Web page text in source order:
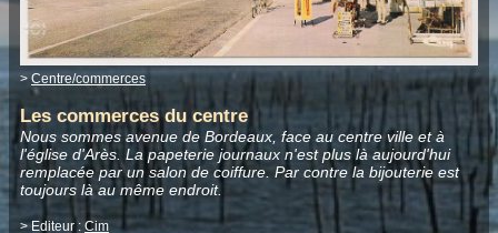
> Centre/commerces
Les commerces du centre
Nous sommes avenue de Bordeaux, face au centre ville et à
l'église d'Arès. La papeterie journaux n'est plus là aujourd'hui
remplacée par un salon de coiffure. Par contre la bijouterie est
toujours là au même endroit.
> Editeur : Cim